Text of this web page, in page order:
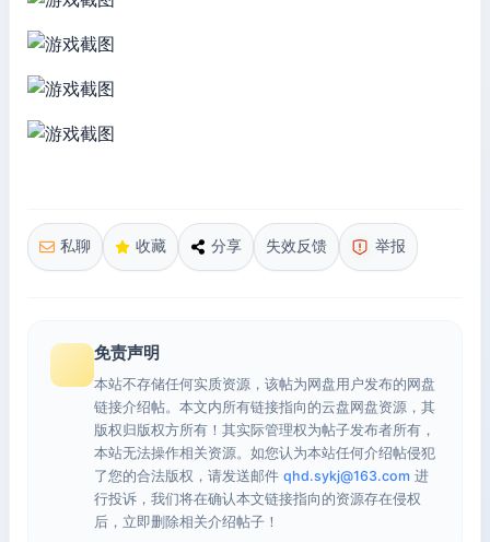
私聊 收藏 分享 失效反馈 举报
免责声明
本站不存储任何实质资源，该帖为网盘用户发布的网盘
链接介绍帖。本文内所有链接指向的云盘网盘资源，其
版权归版权方所有！其实际管理权为帖子发布者所有，
本站无法操作相关资源。如您认为本站任何介绍帖侵犯
了您的合法版权，请发送邮件 qhd.sykj@163.com 进
行投诉，我们将在确认本文链接指向的资源存在侵权
后，立即删除相关介绍帖子！